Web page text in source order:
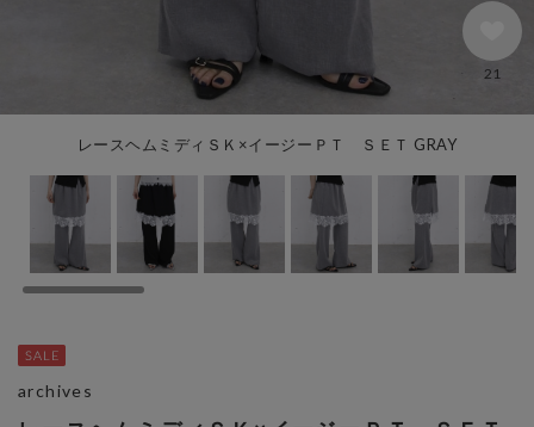
レースヘムミディＳＫ×イージーＰＴ ＳＥＴ GRAY
21
archives